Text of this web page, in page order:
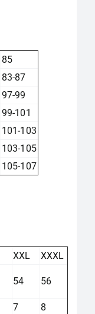
85
83-87
97-99
99-101
101-103
103-105
105-107
XXL
XXXL
54 56
7 8